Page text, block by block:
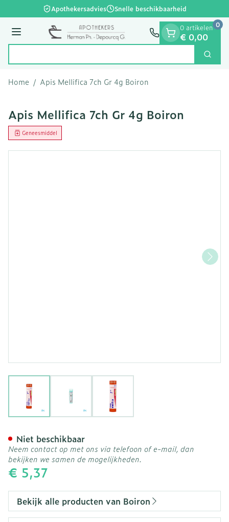
Ga naar de inhoudApothekersadvies Snelle beschikbaarheid
Menu
Zoek
0 artikelen
€ 0,00
0
Home / Apis Mellifica 7ch Gr 4g Boiron
Apis Mellifica 7ch Gr 4g Boiron
Geneesmiddel
View larger imageView larger imageView larger image
€ 5,37
Niet beschikbaar
Neem contact op met ons via telefoon of e-mail, dan
bekijken we samen de mogelijkheden.
Bekijk alle producten van Boiron